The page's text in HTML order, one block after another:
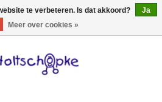
0 Artikelen - €0,00
te verbeteren. Is dat akkoord?
Ja
Meer over cookies »